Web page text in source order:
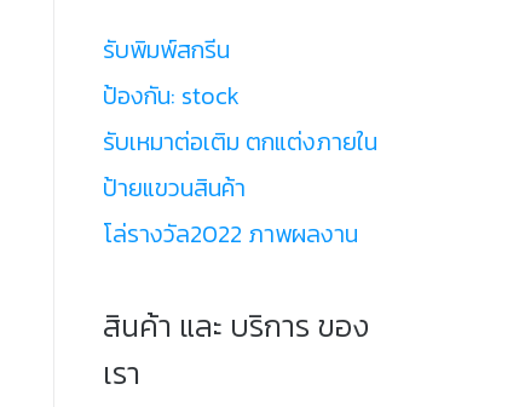
รับพิมพ์สกรีน
ป้องกัน: stock
รับเหมาต่อเติม ตกแต่งภายใน
ป้ายแขวนสินค้า
โล่รางวัล2022 ภาพผลงาน
สินค้า และ บริการ ของ
เรา